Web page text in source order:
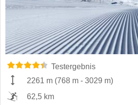
Testergebnis
2261 m (768 m - 3029 m)
62,5 km